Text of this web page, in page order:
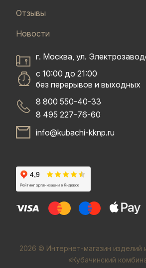
Отзывы
Новости
г. Москва, ул.
с 10:00 до 21:00
без перерывов и выходных
8 800 550-40-33
8 495 227-76-60
info@kubachi-kknp.ru
2026 © Интернет-магазин
«Кубачинский